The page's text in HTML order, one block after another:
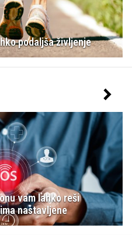
podaljša življenje
vam lahko reši
nastavljene